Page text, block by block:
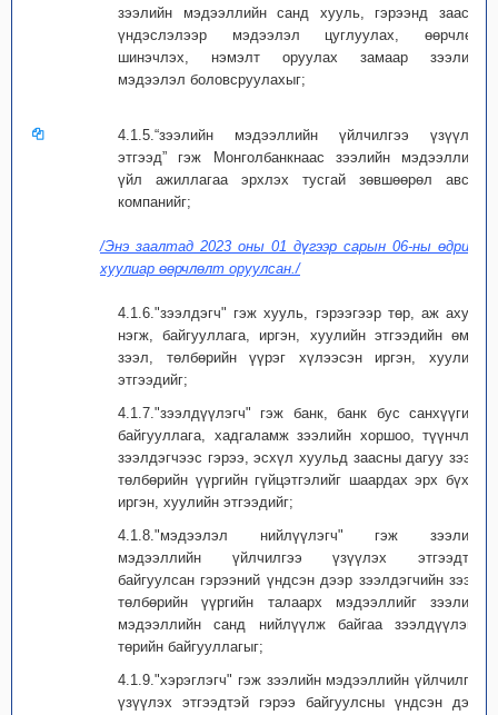
зээлийн мэдээллийн санд хууль, гэрээнд заасан
үндэслэлээр мэдээлэл цуглуулах, өөрчлөх,
шинэчлэх, нэмэлт оруулах замаар зээлийн
мэдээлэл боловсруулахыг;
4.1.5.“зээлийн мэдээллийн үйлчилгээ үзүүлэх
этгээд” гэж Монголбанкнаас зээлийн мэдээллийн
үйл ажиллагаа эрхлэх тусгай зөвшөөрөл авсан
компанийг;
/Энэ заалтад 2023 оны 01 дүгээр сарын 06-ны өдрийн
хуулиар өөрчлөлт оруулсан./
4.1.6."зээлдэгч" гэж хууль, гэрээгээр төр, аж ахуйн
нэгж, байгууллага, иргэн, хуулийн этгээдийн өмнө
зээл, төлбөрийн үүрэг хүлээсэн иргэн, хуулийн
этгээдийг;
4.1.7."зээлдүүлэгч" гэж банк, банк бус санхүүгийн
байгууллага, хадгаламж зээлийн хоршоо, түүнчлэн
зээлдэгчээс гэрээ, эсхүл хуульд заасны дагуу зээл,
төлбөрийн үүргийн гүйцэтгэлийг шаардах эрх бүхий
иргэн, хуулийн этгээдийг;
4.1.8."мэдээлэл нийлүүлэгч" гэж зээлийн
мэдээллийн үйлчилгээ үзүүлэх этгээдтэй
байгуулсан гэрээний үндсэн дээр зээлдэгчийн зээл,
төлбөрийн үүргийн талаарх мэдээллийг зээлийн
мэдээллийн санд нийлүүлж байгаа зээлдүүлэгч,
төрийн байгууллагыг;
4.1.9."хэрэглэгч" гэж зээлийн мэдээллийн үйлчилгээ
үзүүлэх этгээдтэй гэрээ байгуулсны үндсэн дээр